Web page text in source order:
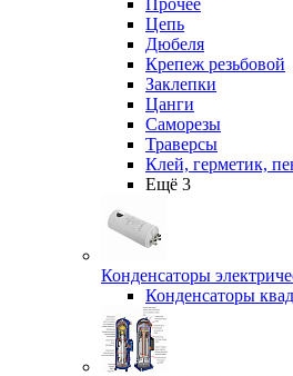
Прочее
Цепь
Дюбеля
Крепеж резьбовой
Заклепки
Цанги
Саморезы
Траверсы
Клей, герметик,
Ещё 3
Конденсаторы
Конденсаторы